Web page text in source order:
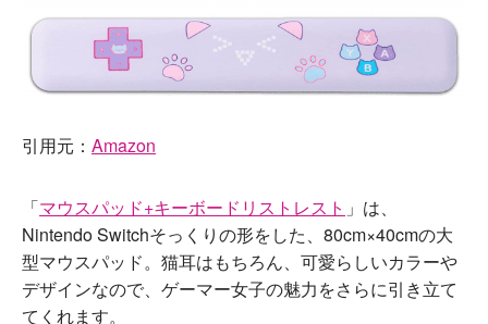
引用元： Amazon
「マウスパッド+キーボードリストレスト 」は、
Nintendo Switchそっくりの形をした、80cm×40cmの大
型マウスパッド。猫耳はもちろん、可愛らしいカラーや
デザインなので、ゲーマー女子の魅力をさらに引き立て
てくれます。